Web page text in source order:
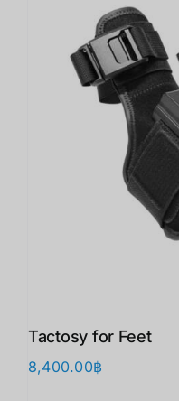
Tactosy for Feet
8,400.00฿